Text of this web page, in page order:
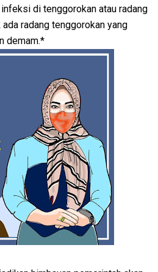
di tenggorokan atau radang
radang tenggorokan yang
demam.*